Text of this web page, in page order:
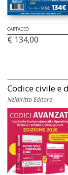
CARTACEO
€ 134,00
Codice civile e
Neldiritto Editore